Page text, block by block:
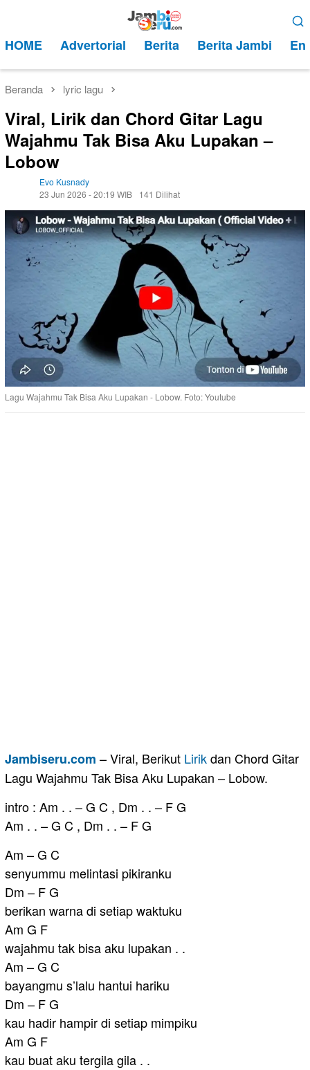
kontenMobile
HOME Advertorial Berita Berita Jambi
Beranda lyric lagu
Viral, Lirik dan Chord Gitar Lagu
Wajahmu Tak Bisa Aku Lupakan –
Lobow
Evo Kusnady
23 Jun 2026 - 20:19 WIB
141 Dilihat
Lagu Wajahmu Tak Bisa Aku Lupakan - Lobow. Foto: Youtube
Jambiseru.com – Viral, Berikut Lirikdan Chord Gitar
Lagu Wajahmu Tak Bisa Aku Lupakan – Lobow.
intro : Am . . – G C , Dm . . – F G
Am . . – G C , Dm . . – F G
Am – G C
senyummu melintasi pikiranku
Dm – F G
berikan warna di setiap waktuku
Am G F
wajahmu tak bisa aku lupakan . .
Am – G C
bayangmu s’lalu hantui hariku
Dm – F G
kau hadir hampir di setiap mimpiku
Am G F
kau buat aku tergila gila . .